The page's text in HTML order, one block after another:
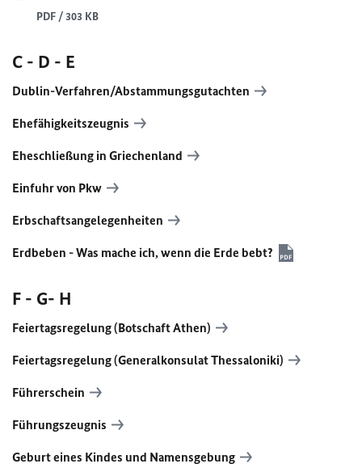
PDF / 303 KB
C - D - E
Dublin-Verfahren/Abstammungsgutachten
Ehefähigkeitszeugnis
Eheschließung in Griechenland
Einfuhr von Pkw
Erbschaftsangelegenheiten
Erdbeben - Was mache ich, wenn die Erde bebt?
F - G- H
Feiertagsregelung (Botschaft Athen)
Feiertagsregelung (Generalkonsulat Thessaloniki)
Führerschein
Führungszeugnis
Geburt eines Kindes und Namensgebung